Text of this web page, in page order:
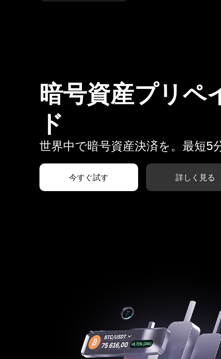
暗号資産プリペ
ド
世界中で暗号資産決済を。最短5
今すぐ試す 詳しく見る